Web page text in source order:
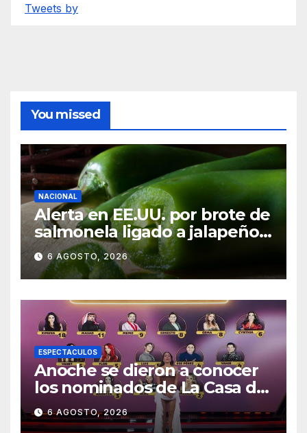
Tweets by
You missed
NACIONAL
Alerta en EE.UU. por brote de
salmonela ligado a jalapeños
mexicanos; reportan 345
casos
6 AGOSTO, 2026
ESPECTACULOS
Anoche se dieron a conocer
los nominados de La Casa de
los Famosos México 2026 en
la segunda semana
6 AGOSTO, 2026